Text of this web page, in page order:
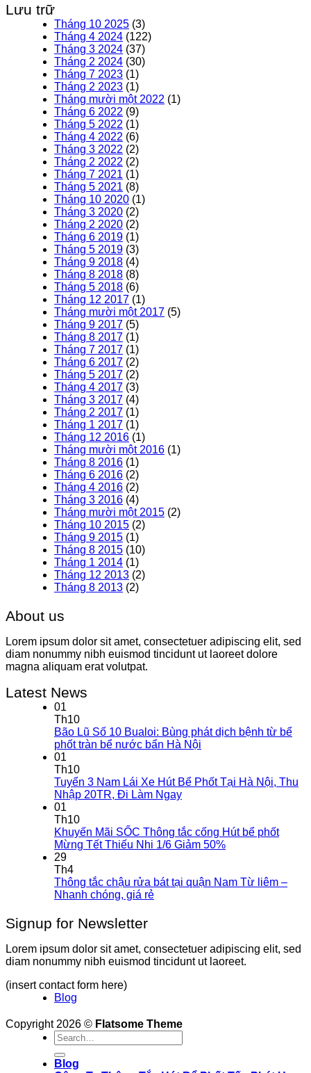
Lưu trữ
Tháng 10 2025 (3)
Tháng 4 2024 (122)
Tháng 3 2024 (37)
Tháng 2 2024 (30)
Tháng 7 2023 (1)
Tháng 2 2023 (1)
Tháng mười một 2022 (1)
Tháng 6 2022 (9)
Tháng 5 2022 (1)
Tháng 4 2022 (6)
Tháng 3 2022 (2)
Tháng 2 2022 (2)
Tháng 7 2021 (1)
Tháng 5 2021 (8)
Tháng 10 2020 (1)
Tháng 3 2020 (2)
Tháng 2 2020 (2)
Tháng 6 2019 (1)
Tháng 5 2019 (3)
Tháng 9 2018 (4)
Tháng 8 2018 (8)
Tháng 5 2018 (6)
Tháng 12 2017 (1)
Tháng mười một 2017 (5)
Tháng 9 2017 (5)
Tháng 8 2017 (1)
Tháng 7 2017 (1)
Tháng 6 2017 (2)
Tháng 5 2017 (2)
Tháng 4 2017 (3)
Tháng 3 2017 (4)
Tháng 2 2017 (1)
Tháng 1 2017 (1)
Tháng 12 2016 (1)
Tháng mười một 2016 (1)
Tháng 8 2016 (1)
Tháng 6 2016 (2)
Tháng 4 2016 (2)
Tháng 3 2016 (4)
Tháng mười một 2015 (2)
Tháng 10 2015 (2)
Tháng 9 2015 (1)
Tháng 8 2015 (10)
Tháng 1 2014 (1)
Tháng 12 2013 (2)
Tháng 8 2013 (2)
About us
Lorem ipsum dolor sit amet, consectetuer adipiscing elit, sed
diam nonummy nibh euismod tincidunt ut laoreet dolore
magna aliquam erat volutpat.
Latest News
01
Th10
Bão Lũ Số 10 Bualoi: Bùng phát dịch bệnh từ bể
phốt tràn bể nước bẩn Hà Nội
01
Th10
Tuyển 3 Nam Lái Xe Hút Bể Phốt Tại Hà Nội, Thu
Nhập 20TR, Đi Làm Ngay
01
Th10
Khuyến Mãi SỐC Thông tắc cống Hút bể phốt
Mừng Tết Thiếu Nhi 1/6 Giảm 50%
29
Th4
Thông tắc chậu rửa bát tại quận Nam Từ liêm –
Nhanh chóng, giá rẻ
Signup for Newsletter
Lorem ipsum dolor sit amet, consectetuer adipiscing elit, sed
diam nonummy nibh euismod tincidunt ut laoreet.
(insert contact form here)
Blog
Copyright 2026 © Flatsome Theme
Blog